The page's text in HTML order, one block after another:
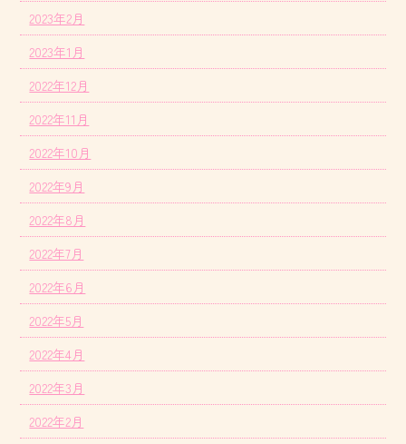
2023年2月
2023年1月
2022年12月
2022年11月
2022年10月
2022年9月
2022年8月
2022年7月
2022年6月
2022年5月
2022年4月
2022年3月
2022年2月